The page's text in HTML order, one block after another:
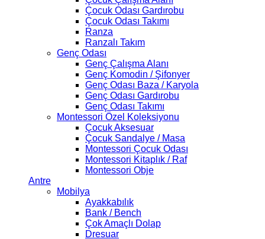
Çocuk Odası Gardırobu
Çocuk Odası Takımı
Ranza
Ranzalı Takım
Genç Odası
Genç Çalışma Alanı
Genç Komodin / Şifonyer
Genç Odası Baza / Karyola
Genç Odası Gardırobu
Genç Odası Takımı
Montessori Özel Koleksiyonu
Çocuk Aksesuar
Çocuk Sandalye / Masa
Montessori Çocuk Odası
Montessori Kitaplık / Raf
Montessori Obje
Antre
Mobilya
Ayakkabılık
Bank / Bench
Çok Amaçlı Dolap
Dresuar